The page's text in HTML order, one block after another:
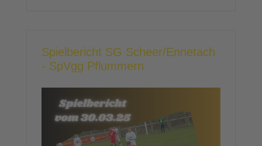
Spielbericht SG Scheer/Ennetach
- SpVgg Pflummern